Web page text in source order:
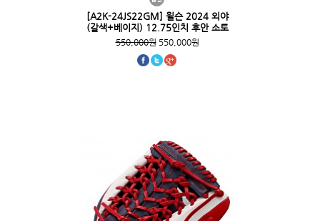
[A2K-24JS22GM] 윌슨 2024 외야
(갈색+베이지) 12.75인치 후안 소토
550,000원550,000원